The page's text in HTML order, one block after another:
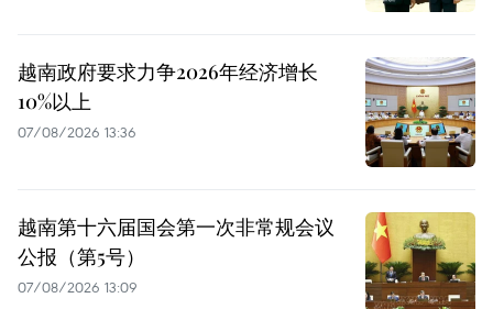
越南政府要求力争2026年经济增长
10%以上
07/08/2026 13:36
越南第十六届国会第一次非常规会议
公报（第5号）
07/08/2026 13:09